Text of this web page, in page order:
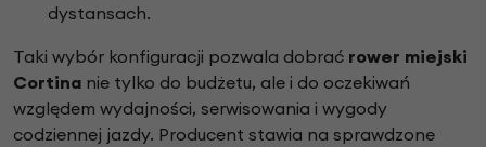
dystansach.
Taki wybór konfiguracji pozwala dobrać rower miejski
Cortina nie tylko do budżetu, ale i do oczekiwań
względem wydajności, serwisowania i wygody
codziennej jazdy. Producent stawia na sprawdzone